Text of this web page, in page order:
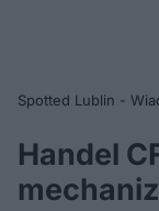
Spotted Lublin -
Handel